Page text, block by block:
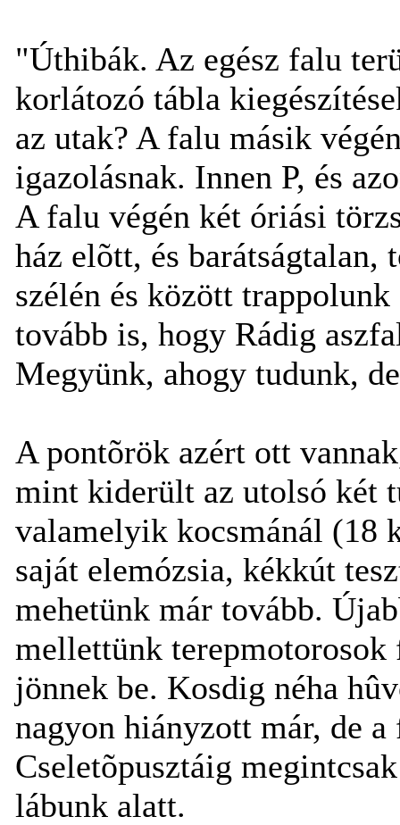
"Úthibák. Az egész falu
korlátozó tábla
az utak? A falu másik
igazolásnak. Innen P, és
A falu végén két óriási
ház elõtt, és
szélén és között
tovább is, hogy Rádig
Megyünk, ahogy tudunk,
A pontõrök azért ott
mint kiderült az utolsó két
valamelyik kocsmánál (18
saját elemózsia, kékkút
mehetünk már tovább.
mellettünk terepmotorosok
jönnek be. Kosdig néha
nagyon hiányzott már, de
Cseletõpusztáig
lábunk alatt.